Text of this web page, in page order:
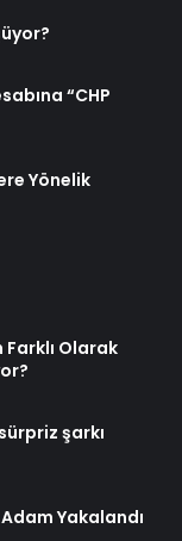
“CHP
Yönelik
Olarak
şarkı
Yakalandı